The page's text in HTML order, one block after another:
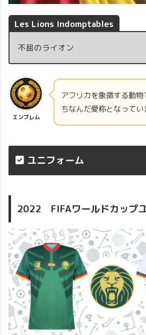
Les Lions Indomptables
不屈のライオン
エンブレム
アフリカを象徴する動
ちなんだ愛称となってい
ユニフォーム
2022 FIFAワールドカップ